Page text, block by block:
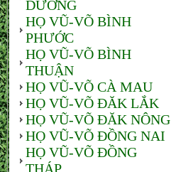
DƯƠNG
HỌ VŨ-VÕ BÌNH
PHƯỚC
HỌ VŨ-VÕ BÌNH
THUẬN
HỌ VŨ-VÕ CÀ MAU
HỌ VŨ-VÕ ĐĂK LẮK
HỌ VŨ-VÕ ĐĂK NÔNG
HỌ VŨ-VÕ ĐỒNG NAI
HỌ VŨ-VÕ ĐỒNG
THÁP